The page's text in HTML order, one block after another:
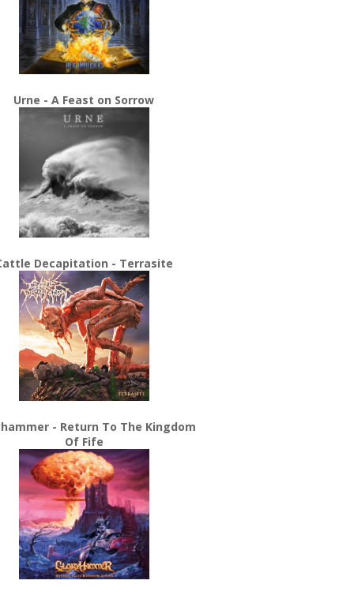
Urne - A Feast on Sorrow
Decapitation - Terrasite
- Return To The Kingdom
Of Fife